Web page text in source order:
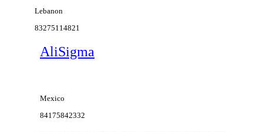
Lebanon
83275114821
AliSigma
Mexico
84175842332